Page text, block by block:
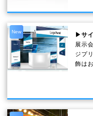
New
▶サ
展示
ジプ
飾は